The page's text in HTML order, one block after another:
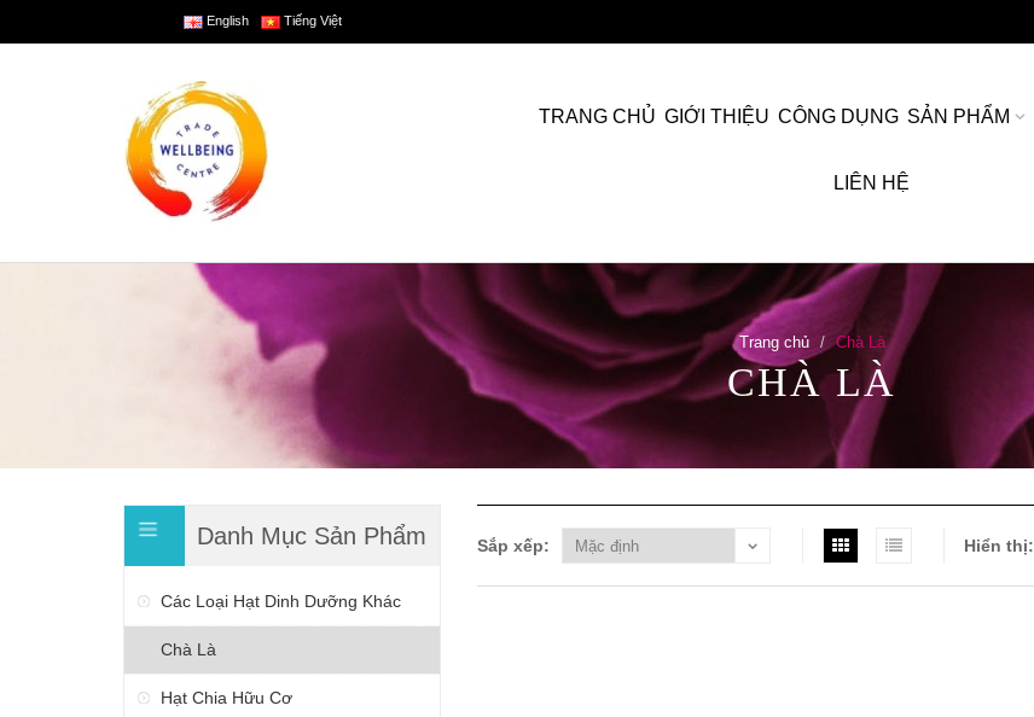
English Tiếng Việt
TRANG CHỦ GIỚI THIỆU CÔNG DỤNG SẢN PHẨM
LIÊN HỆ
Trang chủ Chà Là
CHÀ LÀ
Danh Mục Sản Phẩm
Các Loại Hạt Dinh Dưỡng Khác
Chà Là
Hạt Chia Hữu Cơ
Sắp xếp: Hiển thị: